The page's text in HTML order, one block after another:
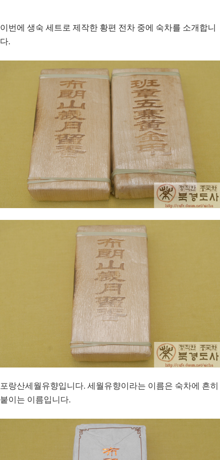
이번에 생숙 세트로 제작한 황편 전차 중에 숙차를 소개합니
다.
포랑산세월유향입니다. 세월유향이라는 이름은 숙차에 흔히
붙이는 이름입니다.